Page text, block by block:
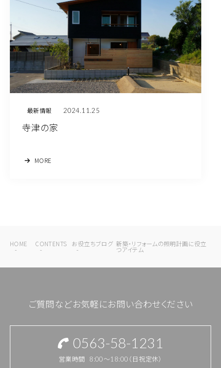
最新情報 2024.11.25
寺津の家
MORE
HOME CONTENTS お役立ちブログ 新築・リフォームの照明計画に役立
つアイテム
ご質問などお気軽にお問い合わせください
0563-58-1231
営業時間 8:00～18:00（日祝定休）